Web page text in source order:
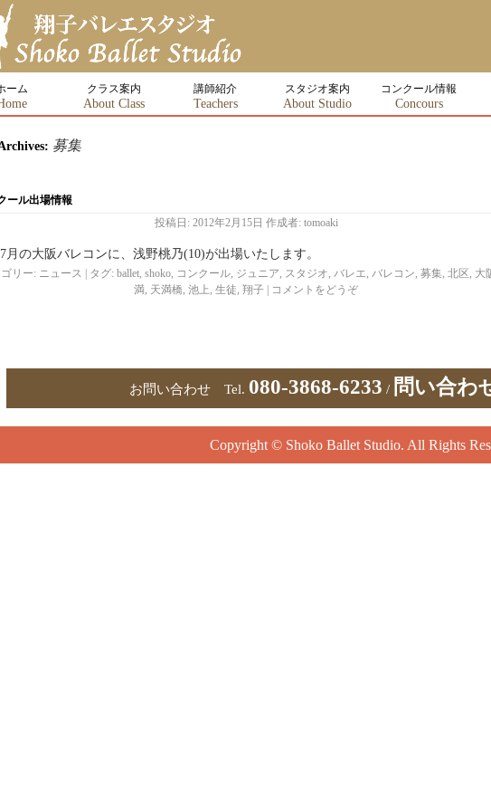
ーム クラス案内
About Class
講師紹介
Teachers
スタジオ案内
About Studio
コンクール情報
Concours
募集
ール出場情報
投稿日: 2012年2月15日 作成者: tomoaki
月の大阪バレコンに、浅野桃乃(10)が出場いたします。
リー: ニュース タグ: ballet, shoko, コンクール, ジュニア, スタジオ, バレエ, バレコン, 募集, 北区, 大
満, 天満橋, 池上, 生徒, 翔子 コメントをどうぞ
お問い合わせ Tel. 080-3868-6233 / 問い合わ
Copyright © Shoko Ballet Studio. All Rights